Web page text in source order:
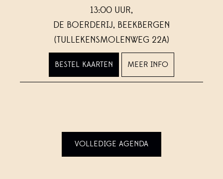
13:00 UUR,
DE BOERDERIJ, BEEKBERGEN
(TULLEKENSMOLENWEG 22A)
BESTEL KAARTEN MEER INFO
VOLLEDIGE AGENDA